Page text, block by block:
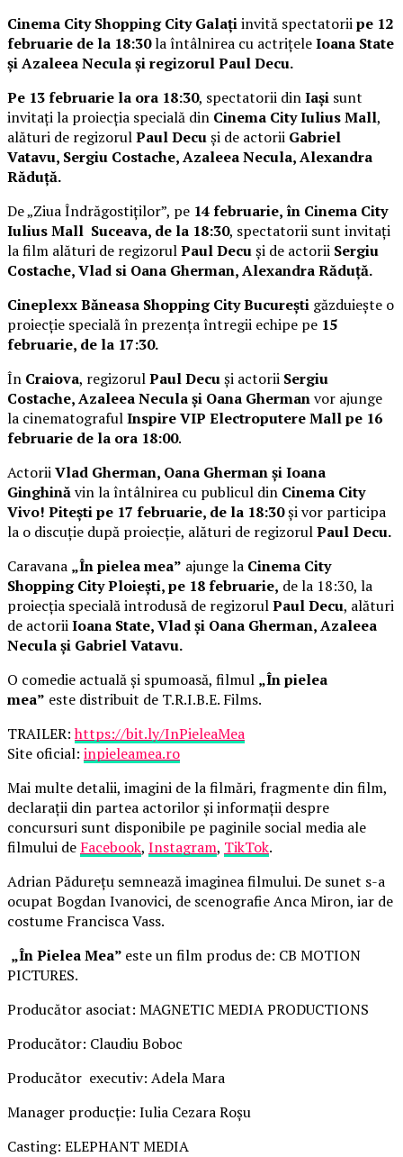
Cinema City Shopping City Galațiinvită spectatoriipe 12
februarie de la 18:30la întâlnirea cu actrițeleIoana State
și Azaleea Necula și regizorul Paul Decu.
Pe 13 februarie la ora 18:30, spectatorii dinIași sunt
invitați la proiecția specială din Cinema City Iulius Mall,
alături de regizorulPaul Decuși de actorii Gabriel
Vatavu, Sergiu Costache, Azaleea Necula, Alexandra
Răduță.
De „Ziua Îndrăgostiților”, pe 14 februarie, în Cinema City
Iulius Mall Suceava, de la 18:30, spectatorii sunt invitați
la film alături de regizorulPaul Decuși de actorii Sergiu
Costache, Vlad si Oana Gherman, Alexandra Răduță.
Cineplexx Băneasa Shopping City București găzduiește o
proiecție specială în prezența întregii echipe pe 15
februarie, de la 17:30.
În Craiova, regizorulPaul Decuși actorii Sergiu
Costache, Azaleea Necula și Oana Ghermanvor ajunge
la cinematografulInspire VIP Electroputere Mall pe 16
februarie de la ora 18:00.
ActoriiVlad Gherman, Oana Gherman și Ioana
Ginghinăvin la întâlnirea cu publicul din Cinema City
Vivo! Pitești pe 17 februarie, de la 18:30și vor participa
la o discuție după proiecție, alături de regizorulPaul Decu.
Caravana „În pielea mea” ajunge la Cinema City
Shopping City Ploiești, pe 18 februarie, de la 18:30, la
proiecția specială introdusă de regizorulPaul Decu, alături
de actoriiIoana State, Vlad și Oana Gherman, Azaleea
Necula și Gabriel Vatavu.
O comedie actuală și spumoasă, filmul „În pielea
mea” este distribuit de T.R.I.B.E. Films.
TRAILER:https://bit.ly/InPieleaMea
Site oficial: inpieleamea.ro
Mai multe detalii, imagini de la filmări, fragmente din film,
declarații din partea actorilor și informații despre
concursuri sunt disponibile pe paginile social media ale
filmului de Facebook, Instagram, TikTok.
Adrian Pădurețu semnează imaginea filmului. De sunet s-a
ocupat Bogdan Ivanovici, de scenografie Anca Miron, iar de
costume Francisca Vass.
„În Pielea Mea” este un film produs de: CB MOTION
PICTURES.
Producător asociat: MAGNETIC MEDIA PRODUCTIONS
Producător: Claudiu Boboc
Producător executiv: Adela Mara
Manager producție: Iulia Cezara Roșu
Casting: ELEPHANT MEDIA